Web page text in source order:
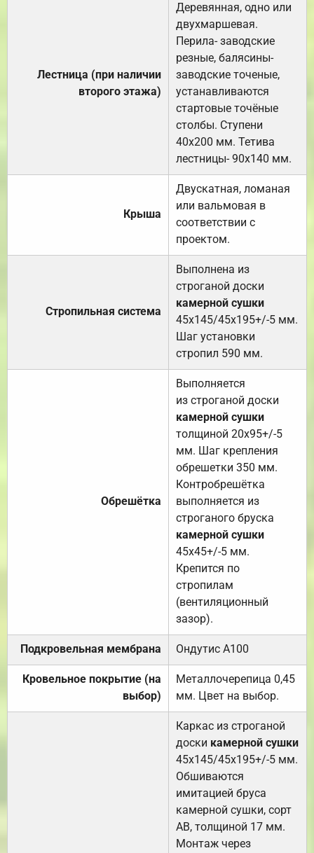
Лестница (при наличии
второго этажа)
Деревянная, одно или
двухмаршевая.
Перила- заводские
резные, балясины-
заводские точеные,
устанавливаются
стартовые точёные
столбы. Ступени
40х200 мм. Тетива
лестницы- 90х140 мм.
Крыша
Двускатная, ломаная
или вальмовая в
соответствии с
проектом.
Стропильная система
Выполнена из
строганой доски
камерной сушки
45х145/45х195+/-5 мм.
Шаг установки
стропил 590 мм.
Обрешётка
Выполняется
из строганой доски
камерной сушки
толщиной 20х95+/-5
мм. Шаг крепления
обрешетки 350 мм.
Контробрешётка
выполняется из
строганого бруска
камерной сушки
45х45+/-5 мм.
Крепится по
стропилам
(вентиляционный
зазор).
Подкровельная мембрана Ондутис А100
Кровельное покрытие (на
выбор)
Металлочерепица 0,45
мм. Цвет на выбор.
Каркас из строганой
доски камерной сушки
45х145/45х195+/-5 мм.
Обшиваются
имитацией бруса
камерной сушки, сорт
АВ, толщиной 17 мм.
Монтаж через